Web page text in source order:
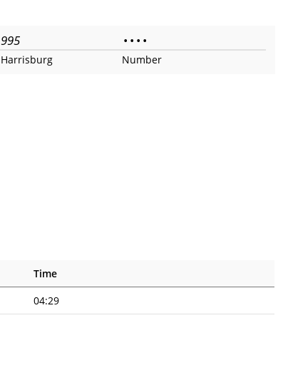
995 • • • •
Harrisburg Number
Time
04:29